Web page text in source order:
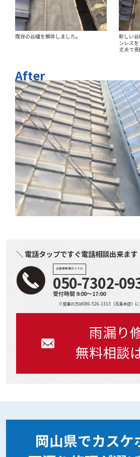
既存の谷樋を解体しました。
新しい
ンレス
丈夫で長
After
＼ 電話タップですぐ電話相談出来ます
お客様専用ダイヤル
050-7302-
受付時間 9:00～17:00
※営業の方は086-526-1313（玉島本店）に
雨漏り
無料相談
岡山県でカスケ